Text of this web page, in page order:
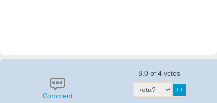
Comment
8.0 of 4 votes